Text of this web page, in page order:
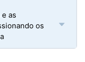
as
os